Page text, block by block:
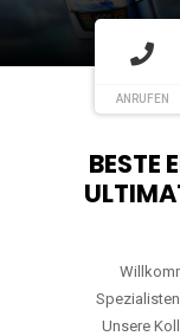
ANRUFEN
BESTE
Unsere